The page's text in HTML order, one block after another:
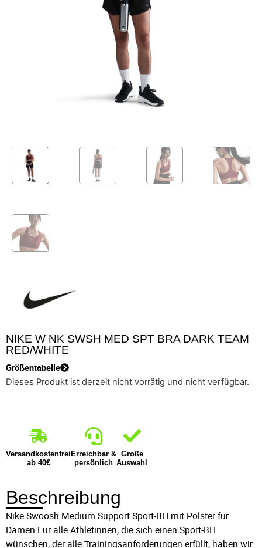
NIKE W NK SWSH MED SPT BRA DARK TEAM
RED/WHITE
Größentabelle
Dieses Produkt ist derzeit nicht vorrätig und nicht verfügbar.
Versandkostenfrei
ab 40€
Erreichbar &
persönlich
Große
Auswahl
Beschreibung
Nike Swoosh Medium Support Sport-BH mit Polster für
Damen Für alle Athletinnen, die sich einen Sport-BH
wünschen, der alle Trainingsanforderungen erfüllt, haben wir